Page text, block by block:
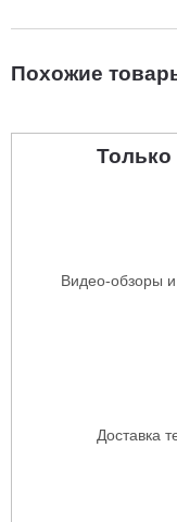
Похожие
Только
Видео-обзоры
Доставка